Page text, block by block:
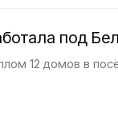
под
12 домов в